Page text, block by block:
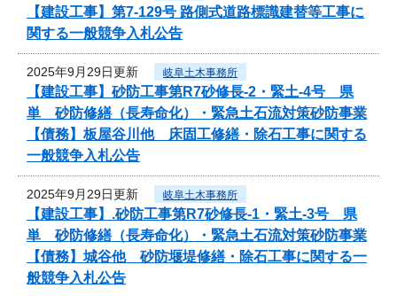
【建設工事】第7-129号 路側式道路標識建替等工事に
関する一般競争入札公告
2025年9月29日更新 岐阜土木事務所
【建設工事】砂防工事第R7砂修長-2・緊土-4号 県
単 砂防修繕（長寿命化）・緊急土石流対策砂防事業
【債務】板屋谷川他 床固工修繕・除石工事に関する
一般競争入札公告
2025年9月29日更新 岐阜土木事務所
【建設工事】.砂防工事第R7砂修長-1・緊土-3号 県
単 砂防修繕（長寿命化）・緊急土石流対策砂防事業
【債務】城谷他 砂防堰堤修繕・除石工事に関する一
般競争入札公告